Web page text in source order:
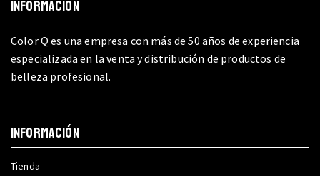
INFORMACIÓN
Color Q es una empresa con más de 50 años de experiencia
especializada en la venta y distribución de productos de
belleza profesional.
INFORMACIÓN
Tienda